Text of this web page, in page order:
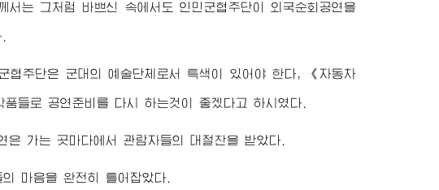
서는 그처럼 바쁘신 속에서도 인민군협주단이 외국순회공연을
협주단은 군대의 예술단체로서 특색이 있어야 한다, 《자동차
들로 공연준비를 다시 하는것이 좋겠다고 하시였다.
가는 곳마다에서 관람자들의 대절찬을 받았다.
마음을 완전히 틀어잡았다.